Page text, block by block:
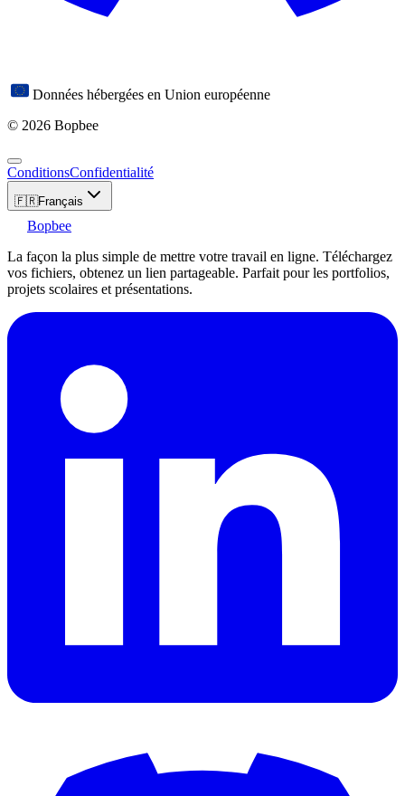
Données hébergées en Union européenne
© 2026 Bopbee
ConditionsConfidentialité
🇫🇷Français
Bopbee
La façon la plus simple de mettre votre travail en ligne. Téléchargez
vos fichiers, obtenez un lien partageable. Parfait pour les portfolios,
projets scolaires et présentations.